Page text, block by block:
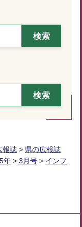
報誌 > 県の広報誌
年 > 3月号 > インフ